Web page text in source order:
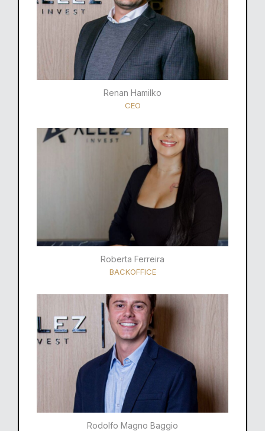
Renan Hamilko​
CEO
Roberta Ferreira
BACKOFFICE
Rodolfo Magno Baggio​​